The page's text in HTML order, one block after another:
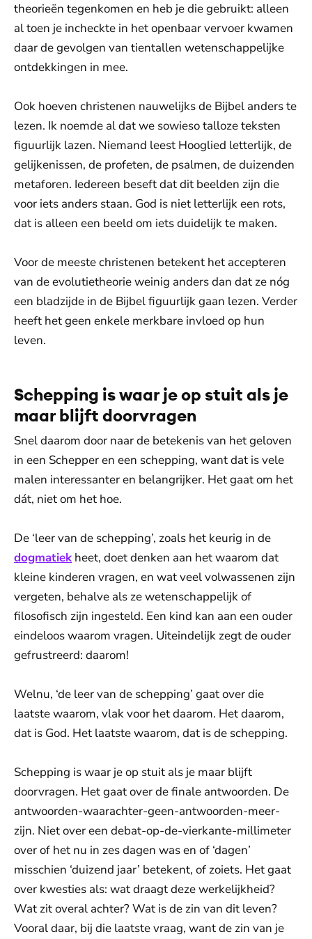
theorieën tegenkomen en heb je die gebruikt: alleen
al toen je incheckte in het openbaar vervoer kwamen
daar de gevolgen van tientallen wetenschappelijke
ontdekkingen in mee.
Ook hoeven christenen nauwelijks de Bijbel anders te
lezen. Ik noemde al dat we sowieso talloze teksten
figuurlijk lazen. Niemand leest Hooglied letterlijk, de
gelijkenissen, de profeten, de psalmen, de duizenden
metaforen. Iedereen beseft dat dit beelden zijn die
voor iets anders staan. God is niet letterlijk een rots,
dat is alleen een beeld om iets duidelijk te maken.
Voor de meeste christenen betekent het accepteren
van de evolutietheorie weinig anders dan dat ze nóg
een bladzijde in de Bijbel figuurlijk gaan lezen. Verder
heeft het geen enkele merkbare invloed op hun
leven.
Schepping is waar je op stuit als je
maar blijft doorvragen
Snel daarom door naar de betekenis van het geloven
in een Schepper en een schepping, want dat is vele
malen interessanter en belangrijker. Het gaat om het
dát, niet om het hoe.
De ‘leer van de schepping’, zoals het keurig in de
dogmatiek heet, doet denken aan het waarom dat
kleine kinderen vragen, en wat veel volwassenen zijn
vergeten, behalve als ze wetenschappelijk of
filosofisch zijn ingesteld. Een kind kan aan een ouder
eindeloos waarom vragen. Uiteindelijk zegt de ouder
gefrustreerd: daarom!
Welnu, ‘de leer van de schepping’ gaat over die
laatste waarom, vlak voor het daarom. Het daarom,
dat is God. Het laatste waarom, dat is de schepping.
Schepping is waar je op stuit als je maar blijft
doorvragen. Het gaat over de finale antwoorden. De
antwoorden-waarachter-geen-antwoorden-meer-
zijn. Niet over een debat-op-de-vierkante-millimeter
over of het nu in zes dagen was en of ‘dagen’
misschien ‘duizend jaar’ betekent, of zoiets. Het gaat
over kwesties als: wat draagt deze werkelijkheid?
Wat zit overal achter? Wat is de zin van dit leven?
Vooral daar, bij die laatste vraag, want de zin van je